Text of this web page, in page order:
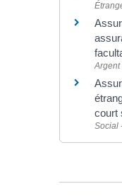
Argent
court
Social